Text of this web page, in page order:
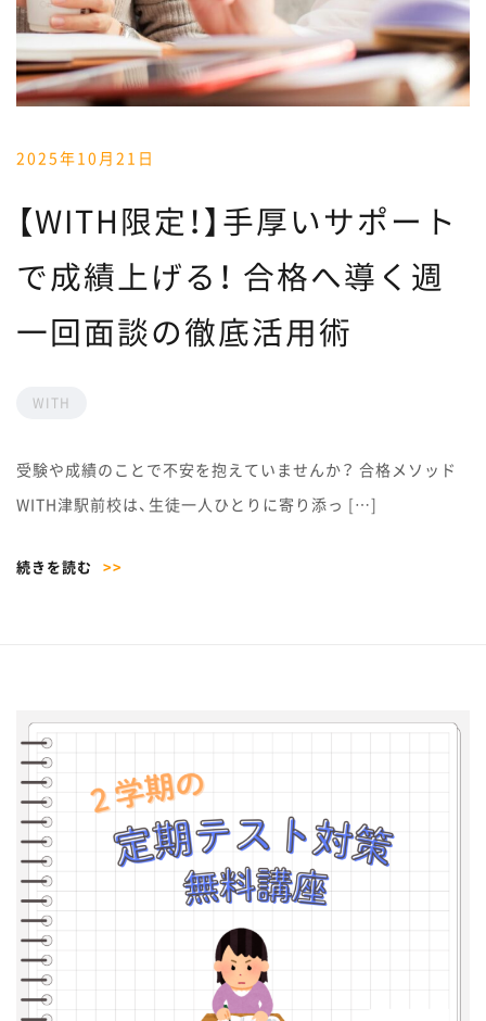
2025年10月21日
【WITH限定！】手厚いサポート
で成績上げる！ 合格へ導く週
一回面談の徹底活用術
WITH
受験や成績のことで不安を抱えていませんか？ 合格メソッド
WITH津駅前校は、生徒一人ひとりに寄り添っ […]
続きを読む >>